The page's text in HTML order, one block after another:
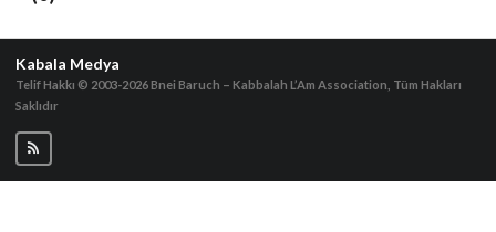
Kabala Medya
Telif Hakkı © 2003-2026Bnei Baruch – Kabbalah L’Am Association, Tüm Hakları
Saklıdır